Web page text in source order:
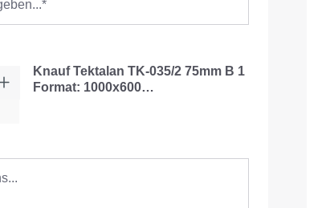
Knauf Tektalan TK-035/2 75mm B 1
Format: 1000x600…